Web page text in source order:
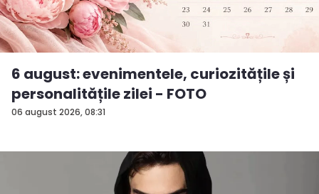
06 august 2026, 08:31
6 august: evenimentele, curiozitățile și
personalitățile zilei - FOTO